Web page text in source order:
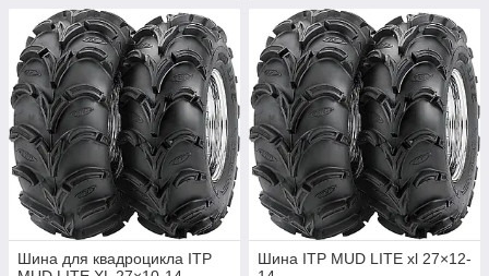
Шина для квадроцикла ITP
Шина ITP MUD LITE xl 27×12-